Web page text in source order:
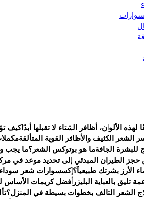
لهذه الألوان، أظافر الشتاء لا تقبلها أبدًاكيف
الشعر الكثيف والأظافر القوية المتألقة
للبشرة الجافةما هو بوتوكس الشعر؟ما يجب
حجز الطيران المبدئي إلى تحديد موعد في
الأرز بشرتك طبيعياً؟ إكسسوارات شعر سوداء
بالعباية البليزر أفضل كريمات الأساس
الشعر التالف بخطوات بسيطة في المنزل؟